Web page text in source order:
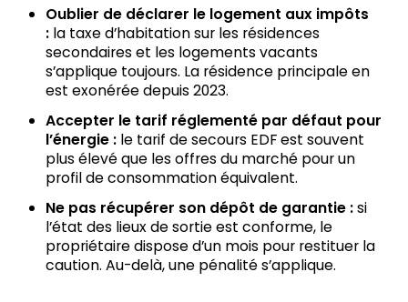
Oublier de déclarer le logement aux impôts
: la taxe d’habitation sur les résidences
secondaires et les logements vacants
s’applique toujours. La résidence principale en
est exonérée depuis 2023.
Accepter le tarif réglementé par défaut pour
l’énergie : le tarif de secours EDF est souvent
plus élevé que les offres du marché pour un
profil de consommation équivalent.
Ne pas récupérer son dépôt de garantie :si
l’état des lieux de sortie est conforme, le
propriétaire dispose d’un mois pour restituer la
caution. Au-delà, une pénalité s’applique.